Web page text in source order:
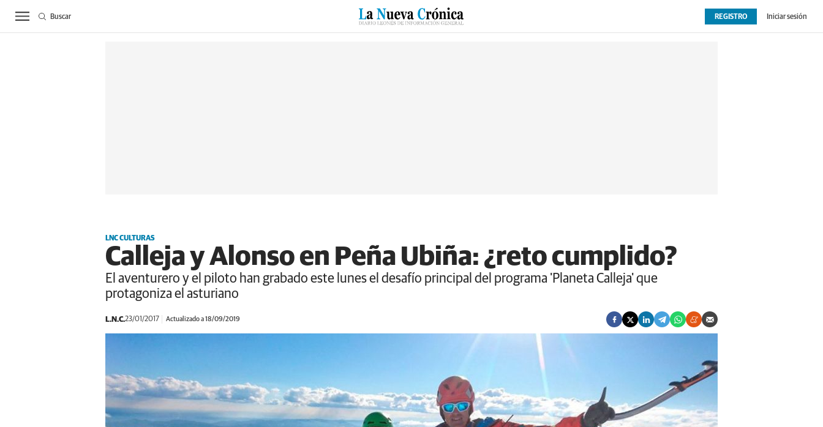
ACTUALIDAD BIERZO SUCESOS CULTURAS ESPECIALES DEPORTES OPINIÓN EXTRAS
REGISTRO Iniciar sesión
Buscar
LNC CULTURAS
Calleja y Alonso en Peña Ubiña: ¿reto cumplido?
El aventurero y el piloto han grabado este lunes el desafío principal del programa 'Planeta Calleja' que
protagoniza el asturiano
L.N.C.23/01/2017 Actualizado a 18/09/2019